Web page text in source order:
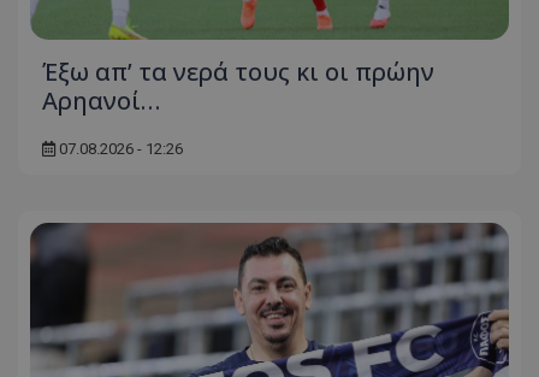
Έξω απ’ τα νερά τους κι οι πρώην
Αρηανοί…
07.08.2026 - 12:26